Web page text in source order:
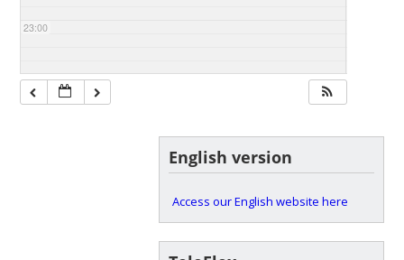
23:00
English version
Access our English website here